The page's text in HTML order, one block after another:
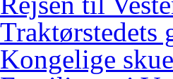
Traktørstedets
Kongelige